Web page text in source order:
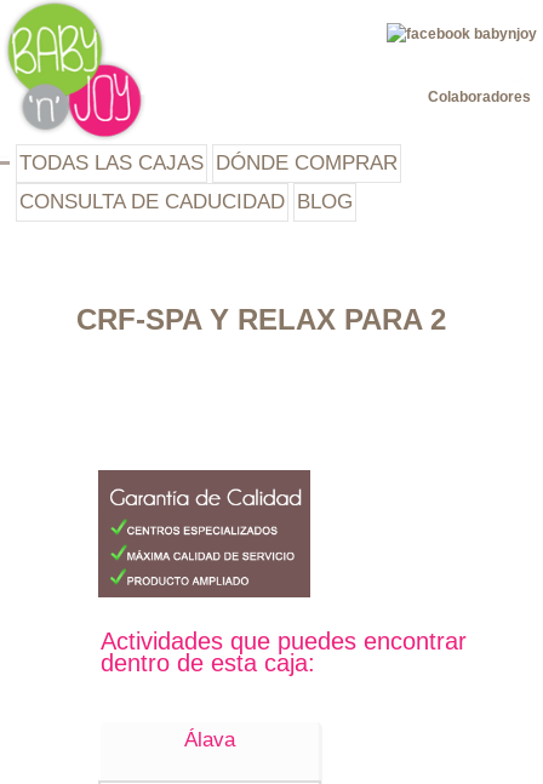
TODAS LAS CAJAS DÓNDE COMPRAR
CONSULTA DE CADUCIDAD BLOG
Colaboradores
CRF-SPA Y RELAX PARA 2
Actividades que puedes encontrar
dentro de esta caja:
Álava